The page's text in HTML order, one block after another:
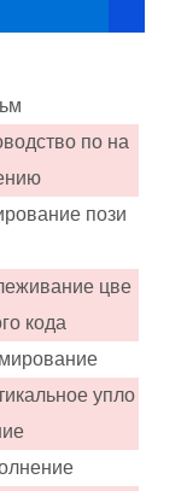
по на
пози
цве
кода
упло